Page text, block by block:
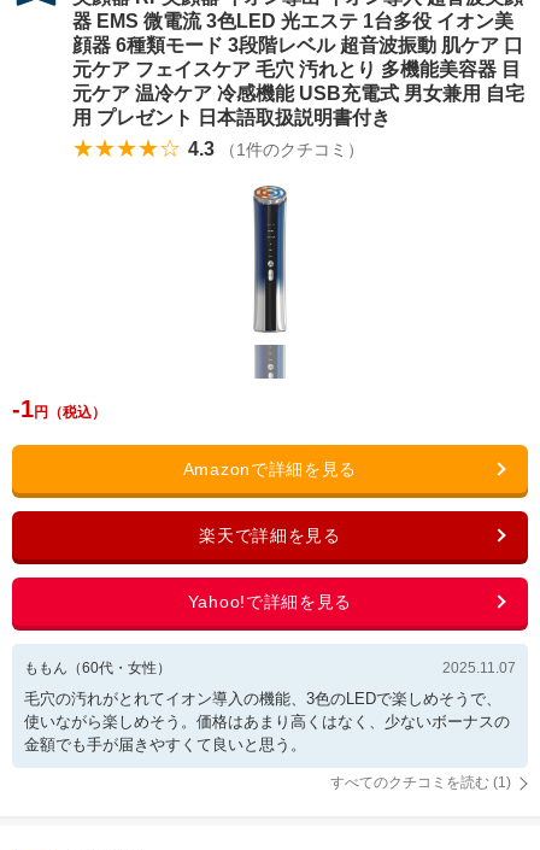
器 EMS 微電流 3色LED 光エステ 1台多役 イオン美
顔器 6種類モード 3段階レベル 超音波振動 肌ケア 口
元ケア フェイスケア 毛穴 汚れとり 多機能美容器 目
元ケア 温冷ケア 冷感機能 USB充電式 男女兼用 自宅
用 プレゼント 日本語取扱説明書付き
★★★★☆ 4.3 （1件のクチコミ）
-1
ももん （60代・ 女性 ） 2025.11.07
毛穴の汚れがとれてイオン導入の機能、3色のLEDで楽しめそうで、
使いながら楽しめそう。価格はあまり高くはなく、少ないボーナスの
金額でも手が届きやすくて良いと思う。
すべてのクチコミを読む (1)